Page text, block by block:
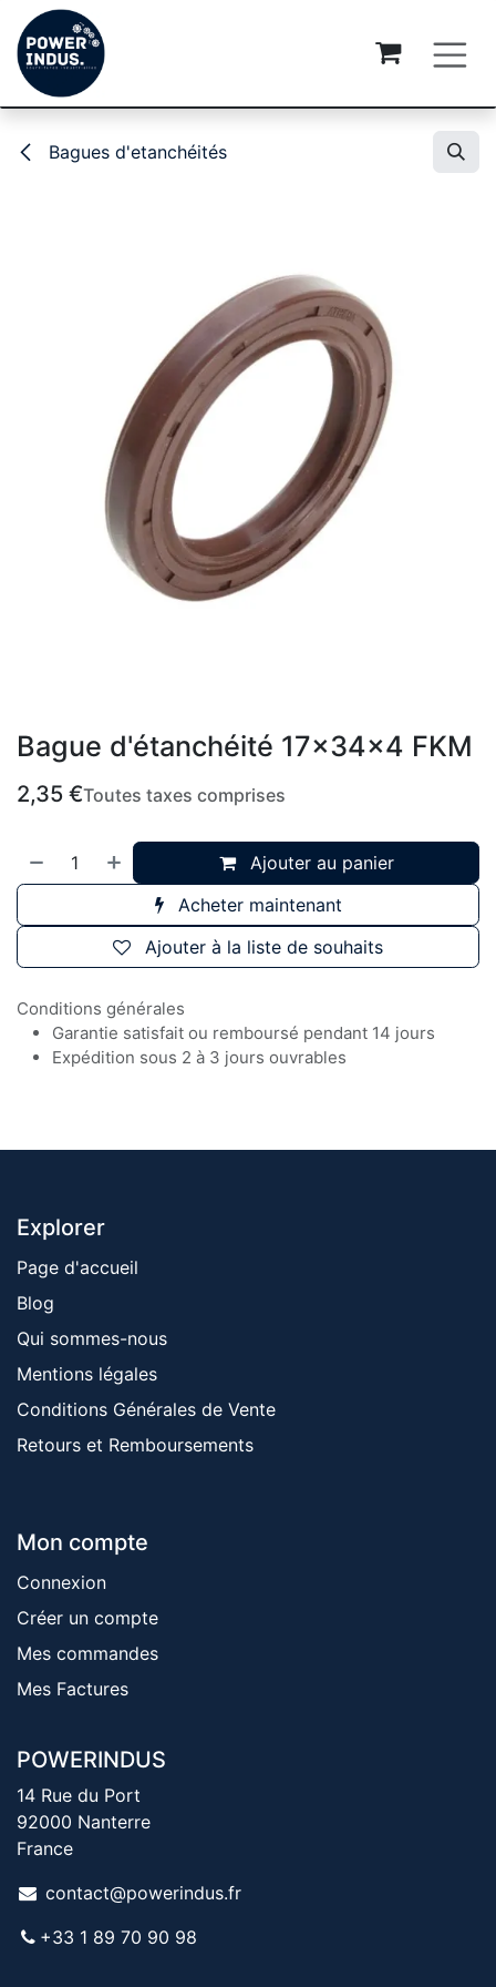
Se rendre au contenu
Bagues d'etanchéités
Bague d'étanchéité 17x34x4 FKM
2,35 €Toutes taxes comprises
Ajouter au panier
Acheter maintenant
Ajouter à la liste de souhaits
Conditions générales
Garantie satisfait ou remboursé pendant 14 jours
Expédition sous 2 à 3 jours ouvrables
Explorer
Page d'accueil
Blog
Qui sommes-nous
Mentions ​légales
Conditions Générales de Vente
Retours et Remboursements
Mon compte
Connexion
Créer un compte
Mes commandes
Mes Factures
POWERINDUS
14 Rue du Port
92000 Nanterre
France
contact@powerindus.fr
+33 1 89 70 90 98